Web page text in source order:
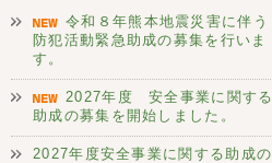
令和８年熊本地震災害に伴う
防犯活動緊急助成の募集を行いま
す。
2027年度 安全事業に関する
助成の募集を開始しました。
2027年度安全事業に関する助成の